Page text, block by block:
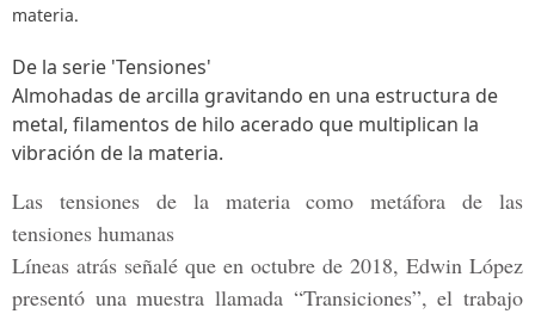
materia.
De la serie 'Tensiones'
Almohadas de arcilla gravitando en una estructura de
metal, filamentos de hilo acerado que multiplican la
vibración de la materia.
Las tensiones de la materia como metáfora de las
tensiones humanas
Líneas atrás señalé que en octubre de 2018, Edwin López
presentó una muestra llamada “Transiciones”, el trabajo